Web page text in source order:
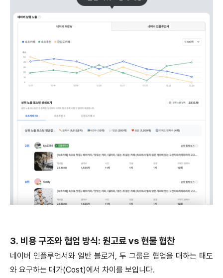
3. 비용 구조와 협업 방식: 원고료 vs 현물 협찬
네이버 인플루언서와 일반 블로거, 두 그룹은 협업을 대하는 태도
와 요구하는 대가(Cost)에서 차이를 보입니다.